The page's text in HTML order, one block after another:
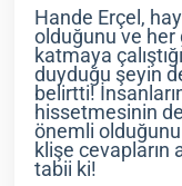
Hande Erçel,
olduğunu ve her
katmaya
duyduğu şeyin
belirtti!
hissetmesinin
önemli
klişe cevapların
tabii ki!